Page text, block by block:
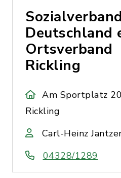
Sozialverband
Deutschland
Ortsverband
Rickling
Am Sportplatz
Rickling
Carl-Heinz
04328/1289